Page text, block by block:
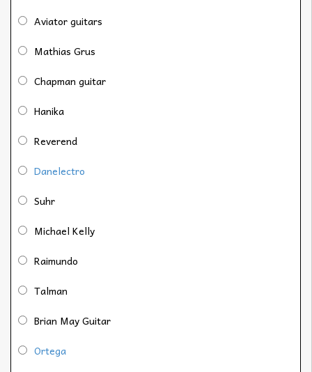
Aviator guitars
Mathias Grus
Chapman guitar
Hanika
Reverend
Danelectro
Suhr
Michael Kelly
Raimundo
Talman
Brian May Guitar
Ortega